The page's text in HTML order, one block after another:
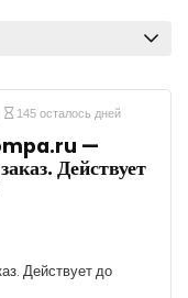
145 осталось дней
—
Действует
Действует до